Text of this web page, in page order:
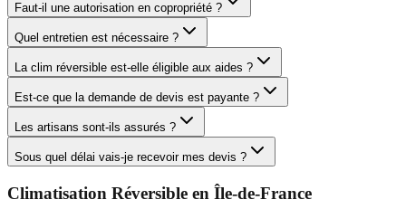
Faut-il une autorisation en copropriété ?
Quel entretien est nécessaire ?
La clim réversible est-elle éligible aux aides ?
Est-ce que la demande de devis est payante ?
Les artisans sont-ils assurés ?
Sous quel délai vais-je recevoir mes devis ?
Climatisation Réversible en Île-de-France